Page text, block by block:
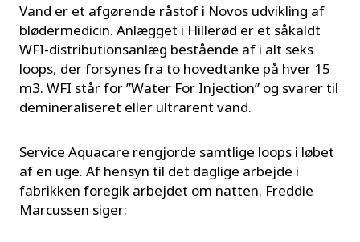
Vand er et afgørende råstof i Novos udvikling af
blødermedicin. Anlægget i Hillerød er et såkaldt
WFI-distributionsanlæg bestående af i alt seks
loops, der forsynes fra to hovedtanke på hver 15
m3. WFI står for ”Water For Injection” og svarer til
demineraliseret eller ultrarent vand.
Service Aquacare rengjorde samtlige loops i løbet
af en uge. Af hensyn til det daglige arbejde i
fabrikken foregik arbejdet om natten. Freddie
Marcussen siger: